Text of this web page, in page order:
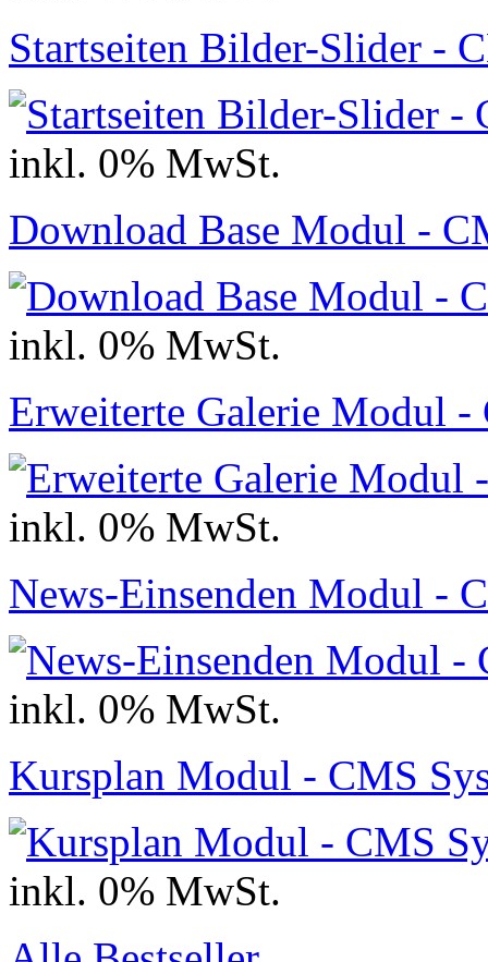
Startseiten Bilder-Slider -
inkl. 0% MwSt.
Download Base Modul -
inkl. 0% MwSt.
Erweiterte Galerie Modul -
inkl. 0% MwSt.
News-Einsenden Modul -
inkl. 0% MwSt.
Kursplan Modul - CMS
inkl. 0% MwSt.